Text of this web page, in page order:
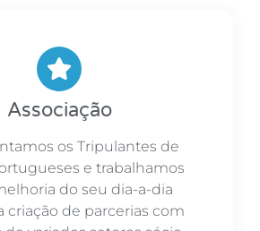
Associação
os Tripulantes de
e trabalhamos
do seu dia-a-dia
criação de parcerias com